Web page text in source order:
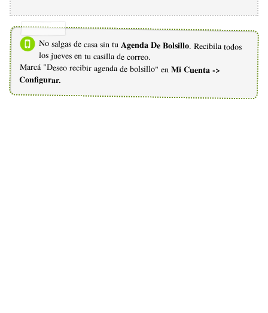
No salgas de casa sin tu Agenda De Bolsillo. Recibila todos
los jueves en tu casilla de correo.
Marcá "Deseo recibir agenda de bolsillo" en Mi Cuenta ->
Configurar.